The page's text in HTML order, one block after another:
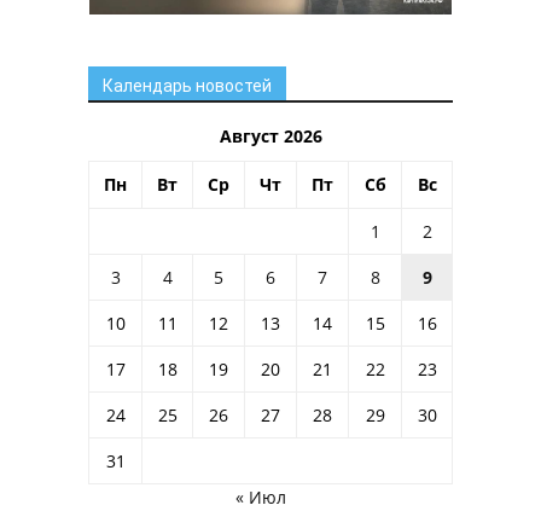
Календарь новостей
Август 2026
Пн Вт Ср Чт Пт Сб Вс
1
2
3
4 5 6 7 8
9
10
11 12 13 14 15
16
17
18 19 20 21 22
23
24
25 26 27 28 29
30
31
« Июл